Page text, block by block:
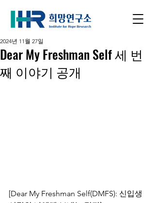
Dear My Freshman Self 세 번
째 이야기 공개
2024년 11월 27일
[Dear My Freshman Self(DMFS): 신입생